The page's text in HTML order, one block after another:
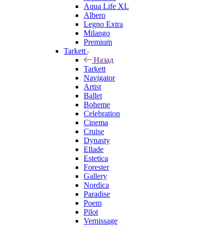
Aqua Life XL
Albero
Legno Extra
Milango
Premium
Tarkett
Назад
Tarkett
Navigator
Artist
Ballet
Boheme
Celebration
Cinema
Cruise
Dynasty
Ellade
Estetica
Forester
Gallery
Nordica
Paradise
Poem
Pilot
Vernissage